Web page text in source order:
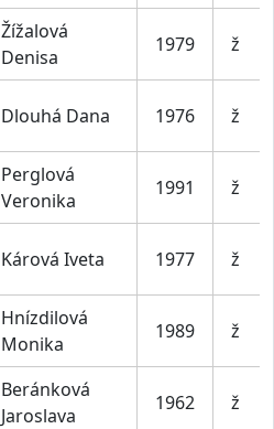
Žížalová
Denisa
1979 ž
Dlouhá Dana 1976 ž
Perglová
Veronika
1991 ž
Kárová Iveta 1977 ž
Hnízdilová
Monika
1989 ž
Beránková
Jaroslava
1962 ž